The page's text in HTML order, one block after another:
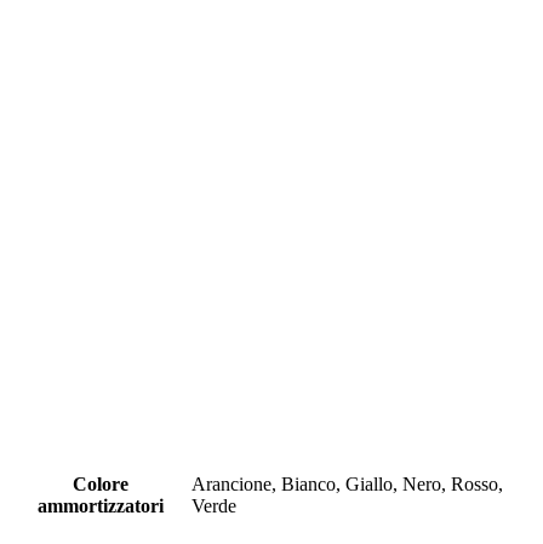
Colore
ammortizzatori
Arancione, Bianco, Giallo, Nero, Rosso,
Verde